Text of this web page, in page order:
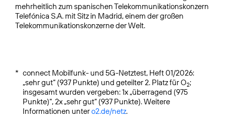
mehrheitlich zum spanischen Telekommunikationskonzern
Telefónica S.A. mit Sitz in Madrid, einem der großen
Telekommunikationskonzerne der Welt.
* connect Mobilfunk- und 5G-Netztest, Heft 01/2026:
„sehr gut“ (937 Punkte) und geteilter 2. Platz für O2;
insgesamt wurden vergeben: 1x „überragend (975
Punkte)“, 2x „sehr gut“ (937 Punkte). Weitere
Informationen untero2.de/netz.